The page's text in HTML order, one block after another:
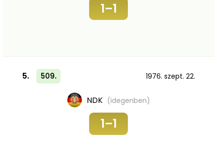
1–1
5. 509. 1976. szept. 22.
NDK (idegenben)
1–1